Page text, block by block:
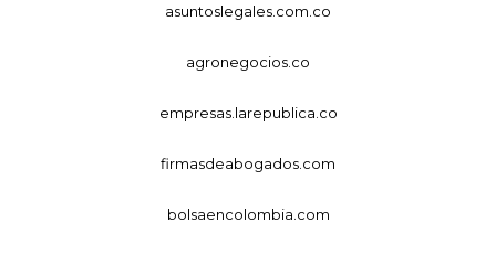
asuntoslegales.com.co
agronegocios.co
empresas.larepublica.co
firmasdeabogados.com
bolsaencolombia.com